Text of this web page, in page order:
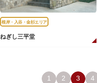
根岸・入谷・金杉エリア
ねぎし三平堂
1 2 3 4